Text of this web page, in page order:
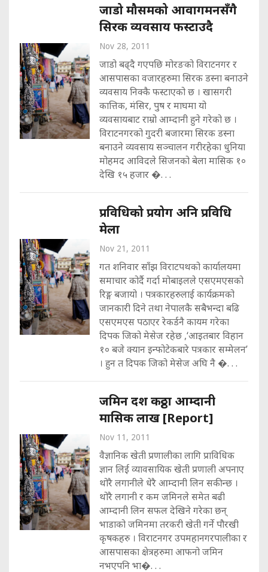
जाडो मौसमको आवागमनसँगै
सिरक व्यवसाय फस्टाउदै
Nov 28, 2011
जाडो बढ्दै गएपछि मोरङको विराटनगर र
आसपासका वजारहरुमा सिरक डस्ना बनाउने
व्यवसाय निक्कै फस्टाएको छ । खासगरी
कात्तिक, मंसिर, पुष र माघमा यो
व्यवसायबाट राम्रो आम्दानी हुने गरेको छ ।
विराटनगरको गुदरी बजारमा सिरक डस्ना
बनाउने व्यवसाय सञ्चालन गरीरहेका धुनिया
मोहमद आविदले सिजनको बेला मासिक १०
देखि १५ हजार �. . .
प्रविधिको प्रयोग अनि प्रविधि
मेला
Nov 21, 2011
गत शनिवार साँझ विराटपथको कार्यालयमा
समाचार कोर्दै गर्दा मोबाइलले एसएमएसको
रिङ्ग बजायो । पत्रकारहरुलाई कार्यक्रमको
जानकारी दिने तथा नेपालकै सबैभन्दा बढि
एसएमएस पठाएर रेकर्डनै कायम गरेका
दिपक जिको मेसेज रहेछ ,‘आइतबार विहान
१० बजे क्यान इन्फोटेकबारे पत्रकार सम्मेलन’
। हुन त दिपक जिको मेसेज अघि नै �. . .
जमिन दश कठ्ठा आम्दानी
मासिक लाख [Report]
Nov 11, 2011
वैज्ञानिक खेती प्रणालीका लागि प्राविधिक
ज्ञान लिई व्यावसायिक खेती प्रणाली अपनाए
थोरै लगानीले धेरै आम्दानी लिन सकीन्छ ।
थोरै लगानी र कम जमिनले समेत बढी
आम्दानी लिन सफल देखिने गरेका छन्
भाडाको जमिनमा तरकरी खेती गर्ने पौरखी
कृषकहरु । विराटनगर उपमहानगरपालीका र
आसपासका क्षेत्रहरुमा आफनो जमिन
नभएपनि भा�. . .